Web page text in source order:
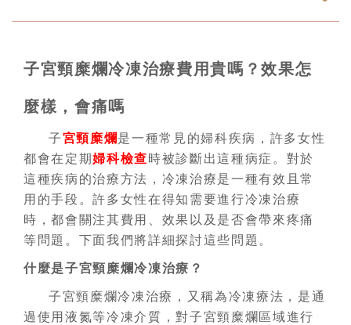
子宮頸糜爛冷凍治療費用貴嗎？效果怎
麼樣，會痛嗎
子宮頸糜爛是一種常見的婦科疾病，許多女性
都會在定期婦科檢查時被診斷出這種病症。對於
這種疾病的治療方法，冷凍治療是一種有效且常
用的手段。許多女性在得知需要進行冷凍治療
時，都會關注其費用、效果以及是否會帶來疼痛
等問題。下面我們將詳細探討這些問題。
什麼是子宮頸糜爛冷凍治療？
子宮頸糜爛冷凍治療，又稱為冷凍療法，是通
過使用液氮等冷凍介質，對子宮頸糜爛區域進行